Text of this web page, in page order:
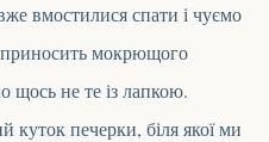
вмостилися спати і чуємо
приносить мокрющого
щось не те із лапкою.
куток печерки, біля якої ми